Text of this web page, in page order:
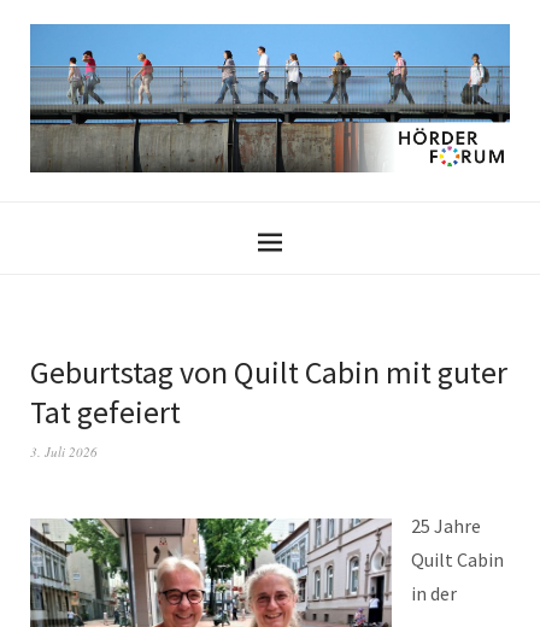
Geburtstag von Quilt Cabin mit guter
Tat gefeiert
3. Juli 2026
25 Jahre
Quilt Cabin
in der